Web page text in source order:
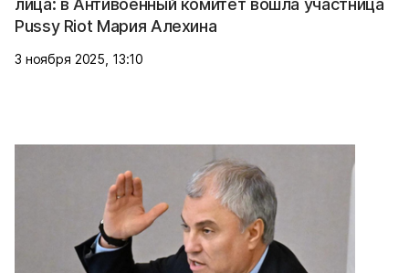
Pussy Riot Мария Алехина
3 ноября 2025, 13:10